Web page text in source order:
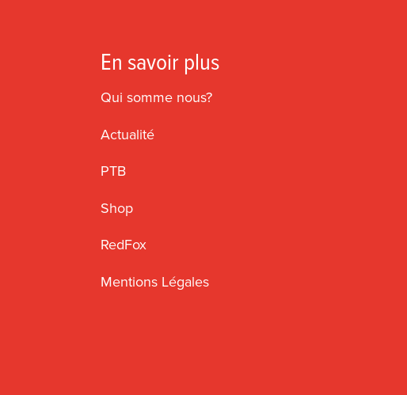
En savoir plus
Qui somme nous?
Actualité
PTB
Shop
RedFox
Mentions Légales